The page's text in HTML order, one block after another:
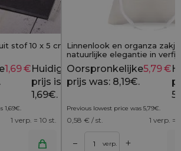
stof 10 x 5 cm - rood
2,19 €
1,69€Huidige
prijs is:
1,69€.
1,69€.
1 verp. = 10 st.
Linnenlook en organza
natuurlijke elegantie in
stuks)
Oorspronkelijke
prijs was: 8,19€.
5,79€
Previous lowest price was 5,79€.
0,58 € / st. 1 verp. =
– verp. +
aan winkelwagen Toevoegen aan